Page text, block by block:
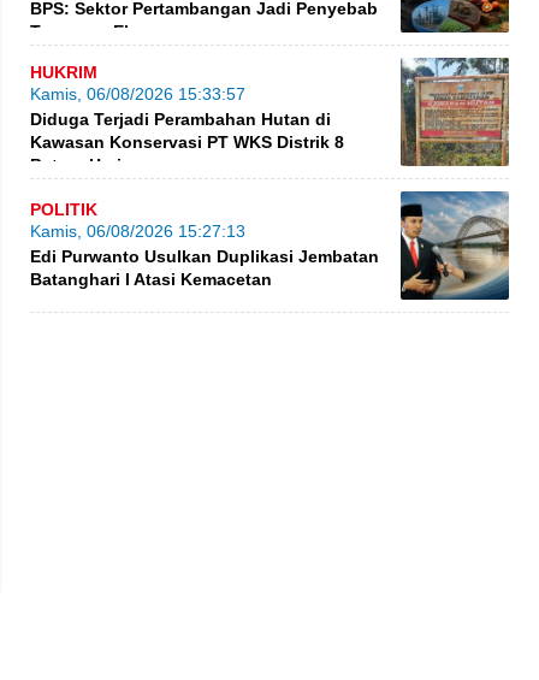
BPS: Sektor Pertambangan Jadi Penyebab
Turunnya Ekspor
HUKRIM
Kamis, 06/08/2026 15:33:57
Diduga Terjadi Perambahan Hutan di
Kawasan Konservasi PT WKS Distrik 8
BatangHari
POLITIK
Kamis, 06/08/2026 15:27:13
Edi Purwanto Usulkan Duplikasi Jembatan
Batanghari I Atasi Kemacetan